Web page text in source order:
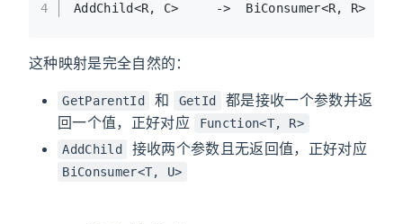
4
AddChild<R, C>     ->  BiConsumer<R, R>
这种映射是完全自然的：
GetParentId 和 GetId
都是接收一个参数并返
回一个值，正好对应
Function<T, R>
AddChild
接收两个参数且无返回值，正好对应
BiConsumer<T, U>